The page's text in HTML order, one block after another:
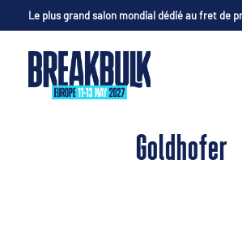
Le plus grand salon mondial dédié au fret de
Goldhofer